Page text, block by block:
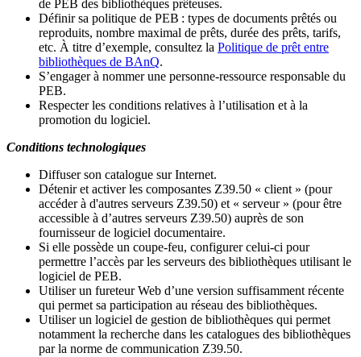
de PEB des bibliothèques prêteuses.
Définir sa politique de PEB : types de documents prêtés ou
reproduits, nombre maximal de prêts, durée des prêts, tarifs,
etc. À titre d’exemple, consultez la Politique de prêt entre
bibliothèques de BAnQ.
S’engager à nommer une personne-ressource responsable du
PEB.
Respecter les conditions relatives à l’utilisation et à la
promotion du logiciel.
Conditions technologiques
Diffuser son catalogue sur Internet.
Détenir et activer les composantes Z39.50 « client » (pour
accéder à d'autres serveurs Z39.50) et « serveur » (pour être
accessible à d’autres serveurs Z39.50) auprès de son
fournisseur de logiciel documentaire.
Si elle possède un coupe-feu, configurer celui-ci pour
permettre l’accès par les serveurs des bibliothèques utilisant le
logiciel de PEB.
Utiliser un fureteur Web d’une version suffisamment récente
qui permet sa participation au réseau des bibliothèques.
Utiliser un logiciel de gestion de bibliothèques qui permet
notamment la recherche dans les catalogues des bibliothèques
par la norme de communication Z39.50.